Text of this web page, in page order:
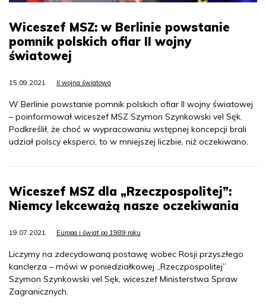
Wiceszef MSZ: w Berlinie powstanie
pomnik polskich ofiar II wojny
światowej
15.09.2021 II wojna światowa
W Berlinie powstanie pomnik polskich ofiar II wojny światowej
– poinformował wiceszef MSZ Szymon Szynkowski vel Sęk.
Podkreślił, że choć w wypracowaniu wstępnej koncepcji brali
udział polscy eksperci, to w mniejszej liczbie, niż oczekiwano.
Wiceszef MSZ dla „Rzeczpospolitej”:
Niemcy lekceważą nasze oczekiwania
19.07.2021 Europa i świat po 1989 roku
Liczymy na zdecydowaną postawę wobec Rosji przyszłego
kanclerza – mówi w poniedziałkowej „Rzeczpospolitej”
Szymon Szynkowski vel Sęk, wiceszef Ministerstwa Spraw
Zagranicznych.